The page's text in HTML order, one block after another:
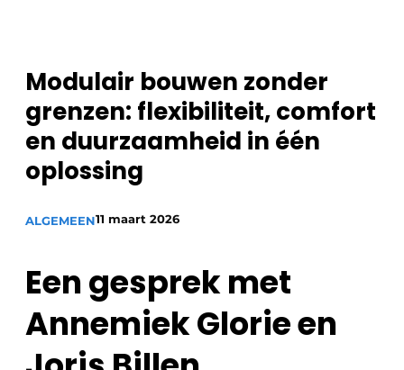
Vacatures
Video’s
Modulair bouwen zonder
grenzen: flexibiliteit, comfort
en duurzaamheid in één
oplossing
ALGEMEEN11 maart 2026
Een gesprek met
Annemiek Glorie en